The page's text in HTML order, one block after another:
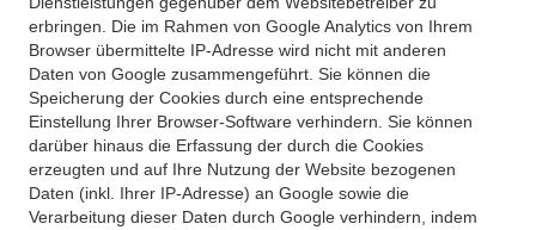
erbringen. Die im Rahmen von Google Analytics von Ihrem
Browser übermittelte IP-Adresse wird nicht mit anderen
Daten von Google zusammengeführt. Sie können die
Speicherung der Cookies durch eine entsprechende
Einstellung Ihrer Browser-Software verhindern. Sie können
darüber hinaus die Erfassung der durch die Cookies
erzeugten und auf Ihre Nutzung der Website bezogenen
Daten (inkl. Ihrer IP-Adresse) an Google sowie die
Verarbeitung dieser Daten durch Google verhindern, indem